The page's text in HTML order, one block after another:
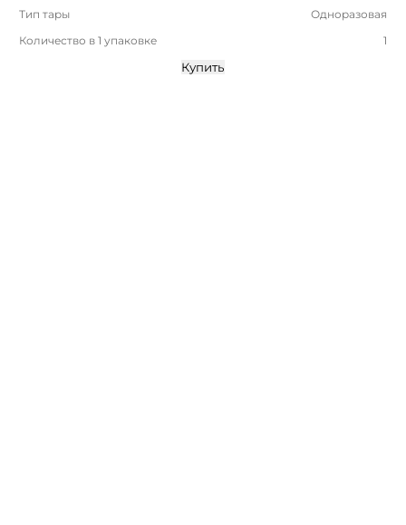
Тип тары
Одноразовая
Количество в 1 упаковке
1
Купить